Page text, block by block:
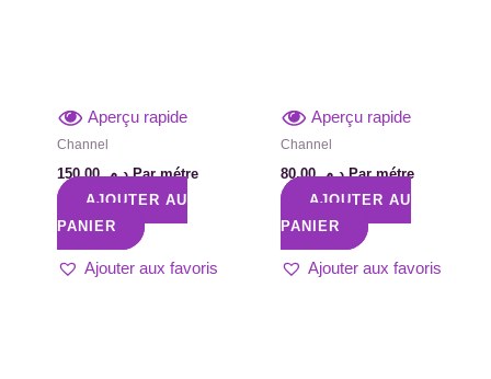
Aperçu rapide
Channel
د.م.150,00
Par métre
AJOUTER AU
PANIER
Ajouter aux favoris
Aperçu rapide
Channel
د.م.80,00
Par métre
AJOUTER AU
PANIER
Ajouter aux favoris